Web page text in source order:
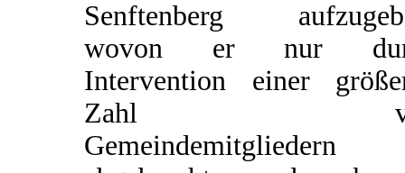
Senftenberg
wovon er nur
Intervention einer
Zahl
Gemeindemitgliedern